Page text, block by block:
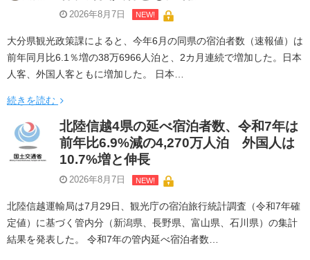
2026年8月7日 NEW!
大分県観光政策課によると、今年6月の同県の宿泊者数（速報値）は
前年同月比6.1％増の38万6966人泊と、2カ月連続で増加した。日本
人客、外国人客ともに増加した。 日本…
続きを読む
北陸信越4県の延べ宿泊者数、令和7年は
前年比6.9%減の4,270万人泊 外国人は
10.7%増と伸長
2026年8月7日 NEW!
北陸信越運輸局は7月29日、観光庁の宿泊旅行統計調査（令和7年確
定値）に基づく管内分（新潟県、長野県、富山県、石川県）の集計
結果を発表した。 令和7年の管内延べ宿泊者数…